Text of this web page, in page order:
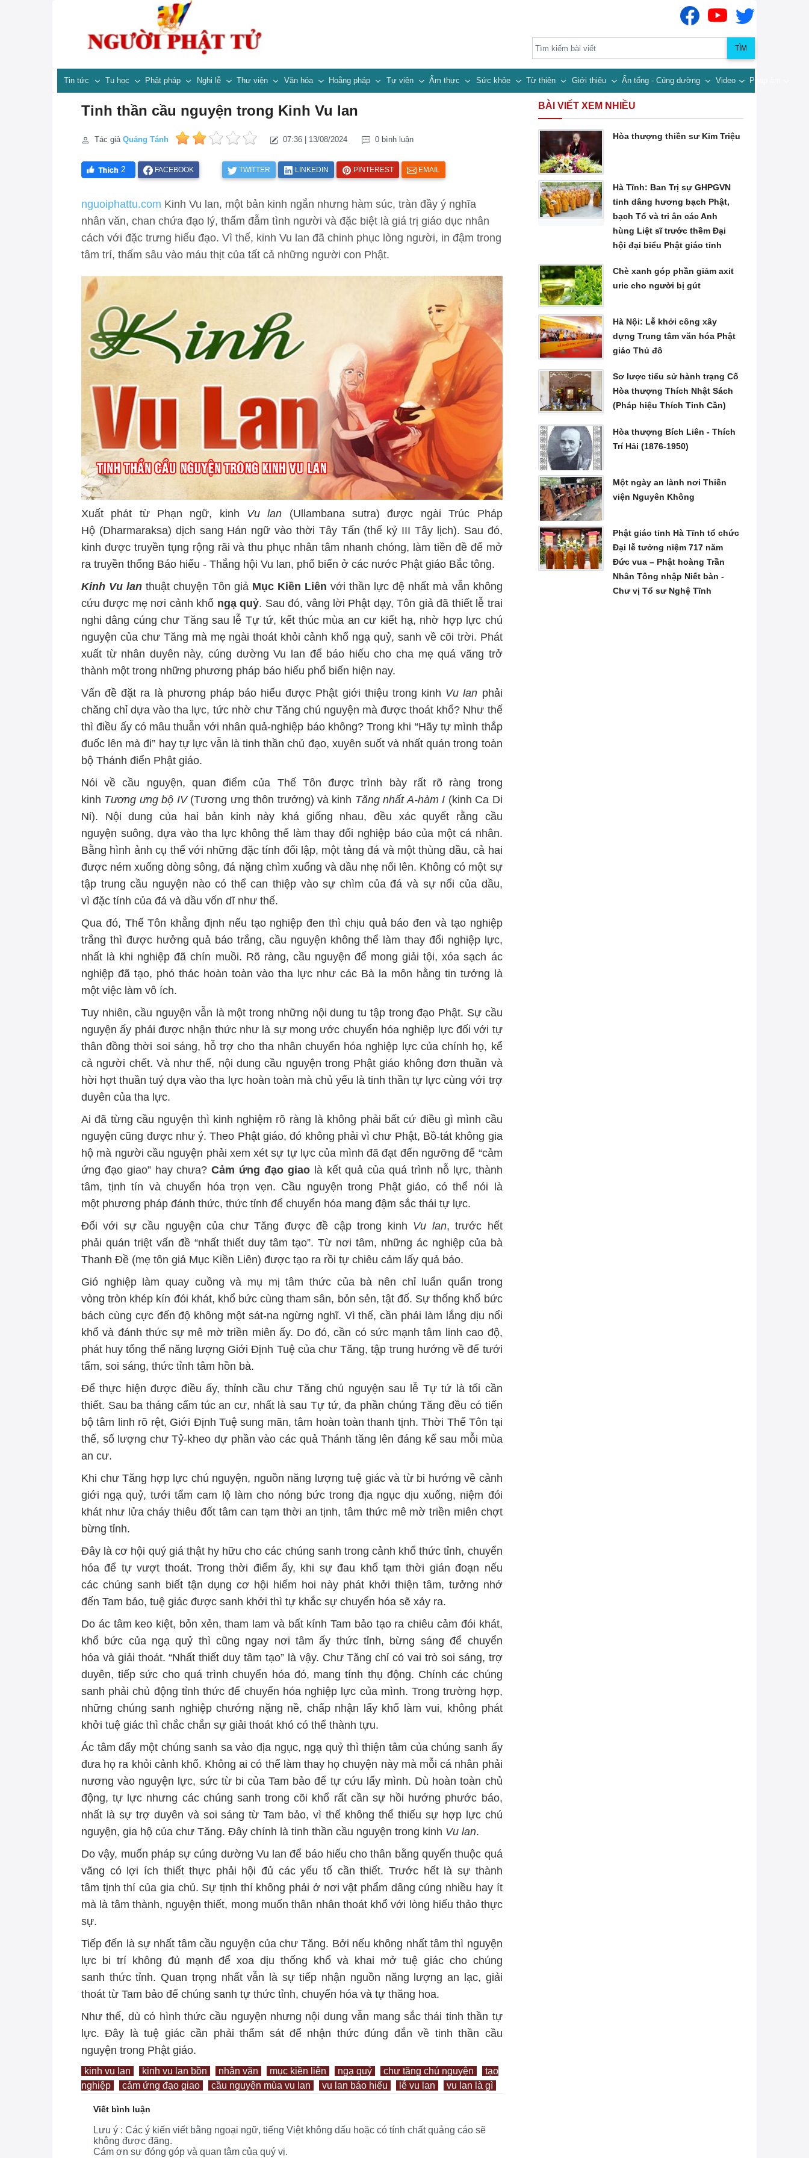
TÌM
Tin tức Tu học Phật pháp Nghi lễ Thư viện Văn hóa Hoằng pháp Tự viện Ẩm thực Sức khỏe Từ thiện Giới thiệu Ấn tống - Cúng dường Video Pháp âm
Tinh thần cầu nguyện trong Kinh Vu lan
Tác giả Quảng Tánh 07:36 | 13/08/2024 0 bình luận
2 FACEBOOK TWITTER LINKEDIN PINTEREST EMAIL
nguoiphattu.com Kinh Vu lan, một bản kinh ngắn nhưng hàm súc, tràn đầy ý nghĩa
nhân văn, chan chứa đạo lý, thấm đẫm tình người và đặc biệt là giá trị giáo dục nhân
cách với đặc trưng hiếu đạo. Vì thế, kinh Vu lan đã chinh phục lòng người, in đậm trong
tâm trí, thấm sâu vào máu thịt của tất cả những người con Phật.
Xuất phát từ Phạn ngữ, kinh Vu lan (Ullambana sutra) được ngài Trúc Pháp
Hộ (Dharmaraksa) dịch sang Hán ngữ vào thời Tây Tấn (thế kỷ III Tây lịch). Sau đó,
kinh được truyền tụng rộng rãi và thu phục nhân tâm nhanh chóng, làm tiền đề để mở
ra truyền thống Báo hiếu - Thắng hội Vu lan, phổ biến ở các nước Phật giáo Bắc tông.
Kinh Vu lan thuật chuyện Tôn giả Mục Kiền Liênvới thần lực đệ nhất mà vẫn không
cứu được mẹ nơi cảnh khổ ngạ quỷ. Sau đó, vâng lời Phật dạy, Tôn giả đã thiết lễ trai
nghi dâng cúng chư Tăng sau lễ Tự tứ, kết thúc mùa an cư kiết hạ, nhờ hợp lực chú
nguyện của chư Tăng mà mẹ ngài thoát khỏi cảnh khổ ngạ quỷ, sanh về cõi trời. Phát
xuất từ nhân duyên này, cúng dường Vu lan để báo hiếu cho cha mẹ quá vãng trở
thành một trong những phương pháp báo hiếu phổ biến hiện nay.
Vấn đề đặt ra là phương pháp báo hiếu được Phật giới thiệu trong kinh Vu lan phải
chăng chỉ dựa vào tha lực, tức nhờ chư Tăng chú nguyện mà được thoát khổ? Như thế
thì điều ấy có mâu thuẫn với nhân quả-nghiệp báo không? Trong khi “Hãy tự mình thắp
đuốc lên mà đi” hay tự lực vẫn là tinh thần chủ đạo, xuyên suốt và nhất quán trong toàn
bộ Thánh điển Phật giáo.
Nói về cầu nguyện, quan điểm của Thế Tôn được trình bày rất rõ ràng trong
kinh Tương ưng bộ IV(Tương ưng thôn trưởng) và kinh Tăng nhất A-hàm I (kinh Ca Di
Ni). Nội dung của hai bản kinh này khá giống nhau, đều xác quyết rằng cầu
nguyện suông, dựa vào tha lực không thể làm thay đổi nghiệp báo của một cá nhân.
Bằng hình ảnh cụ thể với những đặc tính đối lập, một tảng đá và một thùng dầu, cả hai
được ném xuống dòng sông, đá nặng chìm xuống và dầu nhẹ nổi lên. Không có một sự
tập trung cầu nguyện nào có thể can thiệp vào sự chìm của đá và sự nổi của dầu,
vì đặc tính của đá và dầu vốn dĩ như thế.
Qua đó, Thế Tôn khẳng định nếu tạo nghiệp đen thì chịu quả báo đen và tạo nghiệp
trắng thì được hưởng quả báo trắng, cầu nguyện không thể làm thay đổi nghiệp lực,
nhất là khi nghiệp đã chín muồi. Rõ ràng, cầu nguyện để mong giải tội, xóa sạch ác
nghiệp đã tạo, phó thác hoàn toàn vào tha lực như các Bà la môn hằng tin tưởng là
một việc làm vô ích.
Tuy nhiên, cầu nguyện vẫn là một trong những nội dung tu tập trong đạo Phật. Sự cầu
nguyện ấy phải được nhận thức như là sự mong ước chuyển hóa nghiệp lực đối với tự
thân đồng thời soi sáng, hỗ trợ cho tha nhân chuyển hóa nghiệp lực của chính họ, kể
cả người chết. Và như thế, nội dung cầu nguyện trong Phật giáo không đơn thuần và
hời hợt thuần tuý dựa vào tha lực hoàn toàn mà chủ yếu là tinh thần tự lực cùng với trợ
duyên của tha lực.
Ai đã từng cầu nguyện thì kinh nghiệm rõ ràng là không phải bất cứ điều gì mình cầu
nguyện cũng được như ý. Theo Phật giáo, đó không phải vì chư Phật, Bồ-tát không gia
hộ mà người cầu nguyện phải xem xét sự tự lực của mình đã đạt đến ngưỡng để “cảm
ứng đạo giao” hay chưa?Cảm ứng đạo giaolà kết quả của quá trình nỗ lực, thành
tâm, tịnh tín và chuyển hóa trọn vẹn. Cầu nguyện trong Phật giáo, có thể nói là
một phương pháp đánh thức, thức tỉnh để chuyển hóa mang đậm sắc thái tự lực.
Đối với sự cầu nguyện của chư Tăng được đề cập trong kinh Vu lan, trước hết
phải quán triệt vấn đề “nhất thiết duy tâm tạo”. Từ nơi tâm, những ác nghiệp của bà
Thanh Đề (mẹ tôn giả Mục Kiền Liên) được tạo ra rồi tự chiêu cảm lấy quả báo.
Gió nghiệp làm quay cuồng và mụ mị tâm thức của bà nên chỉ luẩn quẩn trong
vòng tròn khép kín đói khát, khổ bức cùng tham sân, bỏn sẻn, tật đố. Sự thống khổ bức
bách cùng cực đến độ không một sát-na ngừng nghĩ. Vì thế, cần phải làm lắng dịu nổi
khổ và đánh thức sự mê mờ triền miên ấy. Do đó, cần có sức mạnh tâm linh cao độ,
phát huy tổng thể năng lượng Giới Định Tuệ của chư Tăng, tập trung hướng về để tưới
tẩm, soi sáng, thức tỉnh tâm hồn bà.
Để thực hiện được điều ấy, thỉnh cầu chư Tăng chú nguyện sau lễ Tự tứ là tối cần
thiết. Sau ba tháng cấm túc an cư, nhất là sau Tự tứ, đa phần chúng Tăng đều có tiến
bộ tâm linh rõ rệt, Giới Định Tuệ sung mãn, tâm hoàn toàn thanh tịnh. Thời Thế Tôn tại
thế, số lượng chư Tỷ-kheo dự phần vào các quả Thánh tăng lên đáng kể sau mỗi mùa
an cư.
Khi chư Tăng hợp lực chú nguyện, nguồn năng lượng tuệ giác và từ bi hướng về cảnh
giới ngạ quỷ, tưới tẩm cam lộ làm cho nóng bức trong địa ngục dịu xuống, niệm đói
khát như lửa cháy thiêu đốt tâm can tạm thời an tịnh, tâm thức mê mờ triền miên chợt
bừng tỉnh.
Đây là cơ hội quý giá thật hy hữu cho các chúng sanh trong cảnh khổ thức tỉnh, chuyển
hóa để tự vượt thoát. Trong thời điểm ấy, khi sự đau khổ tạm thời gián đoạn nếu
các chúng sanh biết tận dụng cơ hội hiếm hoi này phát khởi thiện tâm, tưởng nhớ
đến Tam bảo, tuệ giác được sanh khởi thì tự khắc sự chuyển hóa sẽ xảy ra.
Do ác tâm keo kiệt, bỏn xẻn, tham lam và bất kính Tam bảo tạo ra chiêu cảm đói khát,
khổ bức của ngạ quỷ thì cũng ngay nơi tâm ấy thức tỉnh, bừng sáng để chuyển
hóa và giải thoát. “Nhất thiết duy tâm tạo” là vậy. Chư Tăng chỉ có vai trò soi sáng, trợ
duyên, tiếp sức cho quá trình chuyển hóa đó, mang tính thụ động. Chính các chúng
sanh phải chủ động tỉnh thức để chuyển hóa nghiệp lực của mình. Trong trường hợp,
những chúng sanh nghiệp chướng nặng nề, chấp nhận lấy khổ làm vui, không phát
khởi tuệ giác thì chắc chắn sự giải thoát khó có thể thành tựu.
Ác tâm đẩy một chúng sanh sa vào địa ngục, ngạ quỷ thì thiện tâm của chúng sanh ấy
đưa họ ra khỏi cảnh khổ. Không ai có thể làm thay họ chuyện này mà mỗi cá nhân phải
nương vào nguyện lực, sức từ bi của Tam bảo để tự cứu lấy mình. Dù hoàn toàn chủ
động, tự lực nhưng các chúng sanh trong cõi khổ rất cần sự hồi hướng phước báo,
nhất là sự trợ duyên và soi sáng từ Tam bảo, vì thế không thể thiếu sự hợp lực chú
nguyện, gia hộ của chư Tăng. Đây chính là tinh thần cầu nguyện trong kinh Vu lan.
Do vậy, muốn pháp sự cúng dường Vu lan để báo hiếu cho thân bằng quyến thuộc quá
vãng có lợi ích thiết thực phải hội đủ các yếu tố cần thiết. Trước hết là sự thành
tâm tịnh thí của gia chủ. Sự tịnh thí không phải ở nơi vật phẩm dâng cúng nhiều hay ít
mà là tâm thành, nguyện thiết, mong muốn thân nhân thoát khổ với lòng hiếu thảo thực
sự.
Tiếp đến là sự nhất tâm cầu nguyện của chư Tăng. Bởi nếu không nhất tâm thì nguyện
lực bi trí không đủ mạnh để xoa dịu thống khổ và khai mở tuệ giác cho chúng
sanh thức tỉnh. Quan trọng nhất vẫn là sự tiếp nhận nguồn năng lượng an lạc, giải
thoát từ Tam bảo để chúng sanh tự thức tỉnh, chuyển hóa và tự thăng hoa.
Như thế, dù có hình thức cầu nguyện nhưng nội dung vẫn mang sắc thái tinh thần tự
lực. Đây là tuệ giác cần phải thẩm sát để nhận thức đúng đắn về tinh thần cầu
nguyện trong Phật giáo.
kinh vu lan kinh vu lan bồn nhân văn mục kiền liên ngạ quỷ chư tăng chú nguyện
tạo
nghiệp
cảm ứng đạo giao cầu nguyện mùa vu lan vu lan báo hiếu lễ vu lan vu lan là gì
Viết bình luận
Lưu ý : Các ý kiến viết bằng ngoại ngữ, tiếng Việt không dấu hoặc có tính chất quảng cáo sẽ
không được đăng.
Cám ơn sự đóng góp và quan tâm của quý vị.
BÀI VIẾT XEM NHIỀU
Hòa thượng thiền sư Kim Triệu
Hà Tĩnh: Ban Trị sự GHPGVN
tỉnh dâng hương bạch Phật,
bạch Tổ và tri ân các Anh
hùng Liệt sĩ trước thềm Đại
hội đại biểu Phật giáo tỉnh
Chè xanh góp phần giảm axit
uric cho người bị gút
Hà Nội: Lễ khởi công xây
dựng Trung tâm văn hóa Phật
giáo Thủ đô
Sơ lược tiểu sử hành trạng Cố
Hòa thượng Thích Nhật Sách
(Pháp hiệu Thích Tinh Cần)
Hòa thượng Bích Liên - Thích
Trí Hải (1876-1950)
Một ngày an lành nơi Thiền
viện Nguyên Không
Phật giáo tỉnh Hà Tĩnh tổ chức
Đại lễ tưởng niệm 717 năm
Đức vua – Phật hoàng Trần
Nhân Tông nhập Niết bàn -
Chư vị Tổ sư Nghệ Tĩnh